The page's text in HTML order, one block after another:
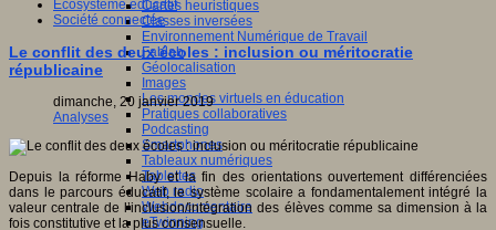
Cartes heuristiques
Classes inversées
Environnement Numérique de Travail
Fablab
Géolocalisation
Images
Les mondes virtuels en éducation
Pratiques collaboratives
Podcasting
Smartphones
Tableaux numériques
Tablettes
Web radio
Webdocumentaire
eTwinning
Ecosystème éducatif
Société connectée
Le conflit des deux écoles : inclusion ou méritocratie
républicaine
dimanche, 20 janvier 2019
Analyses
Depuis la réforme Haby et la fin des orientations ouvertement différenciées
dans le parcours éducatif, le système scolaire a fondamentalement intégré la
valeur centrale de l’inclusion/intégration des élèves comme sa dimension à la
fois constitutive et la plus consensuelle.